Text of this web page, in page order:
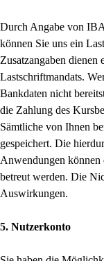
Durch Angabe von
können Sie uns ein
Zusatzangaben dienen
Lastschriftmandats.
Bankdaten nicht
die Zahlung des
Sämtliche von Ihnen
gespeichert. Die
Anwendungen können
betreut werden. Die
Auswirkungen.
5. Nutzerkonto